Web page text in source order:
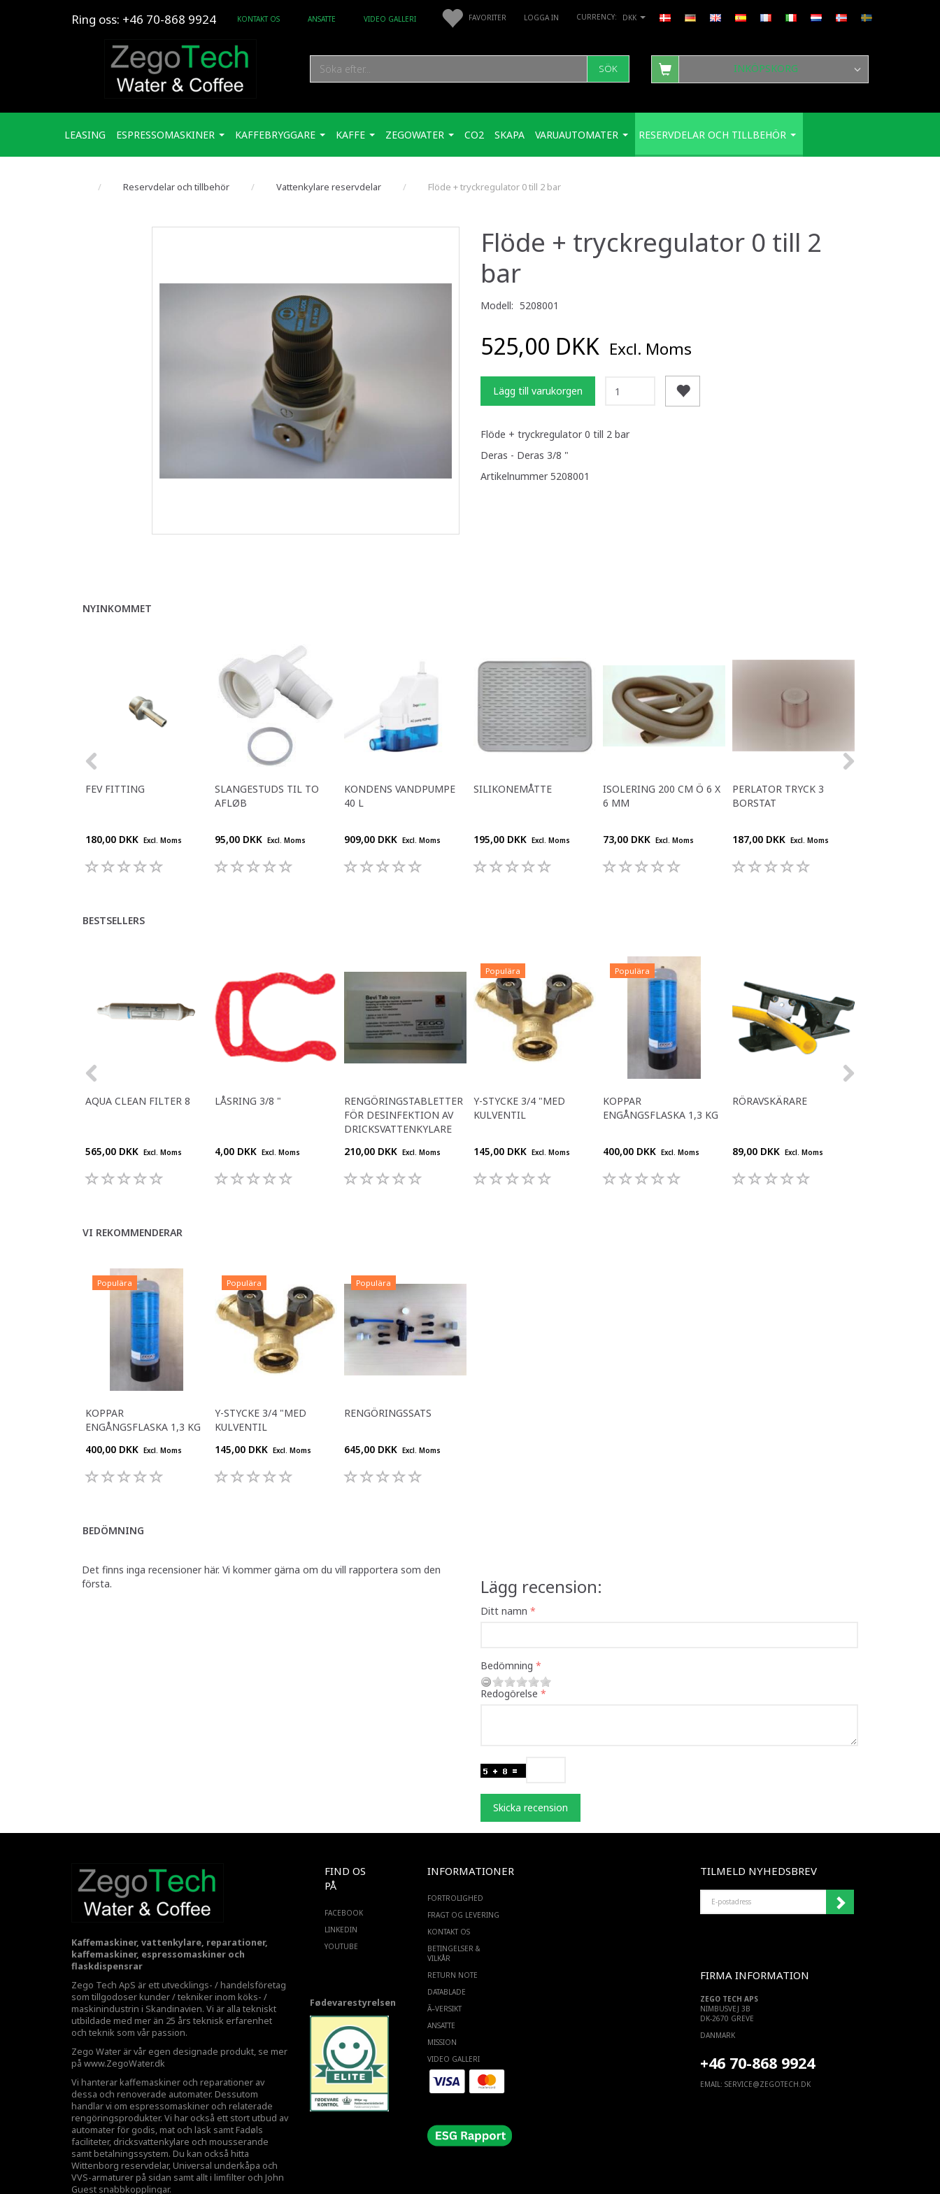
DKK
FAVORITER LOGGA IN
Ring oss: +46 70-868 9924 KONTAKT OS ANSATTE VIDEO GALLERI
SÖK INKÖPSKORG
LEASING ESPRESSOMASKINER KAFFEBRYGGARE KAFFE ZEGOWATER CO2 SKAPA VARUAUTOMATER RESERVDELAR OCH TILLBEHÖR
Reservdelar och tillbehör Vattenkylare reservdelar Flöde + tryckregulator 0 till 2 bar
Flöde + tryckregulator 0 till 2
bar
Modell: 5208001
525,00 DKK Excl. Moms
Lägg till varukorgen
Flöde + tryckregulator 0 till 2 bar
Deras - Deras 3/8 "
Artikelnummer 5208001
NYINKOMMET
FEV FITTING
180,00 DKK Excl. Moms
SLANGESTUDS TIL TO
AFLØB
95,00 DKK Excl. Moms
KONDENS VANDPUMPE
40 L
909,00 DKK Excl. Moms
SILIKONEMÅTTE
195,00 DKK Excl. Moms
ISOLERING 200 CM Ö 6 X
6 MM
73,00 DKK Excl. Moms
PERLATOR TRYCK 3
BORSTAT
187,00 DKK Excl. Moms
BESTSELLERS
AQUA CLEAN FILTER 8
565,00 DKK Excl. Moms
LÅSRING 3/8 "
4,00 DKK Excl. Moms
RENGÖRINGSTABLETTER
FÖR DESINFEKTION AV
DRICKSVATTENKYLARE
210,00 DKK
Excl. Moms
Populära
Y-STYCKE 3/4 "MED
KULVENTIL
145,00 DKK Excl. Moms
Populära
KOPPAR
ENGÅNGSFLASKA 1,3 KG
400,00 DKK Excl. Moms
RÖRAVSKÄRARE
89,00 DKK Excl. Moms
VI REKOMMENDERAR
Populära
KOPPAR
ENGÅNGSFLASKA 1,3 KG
400,00 DKK
Excl. Moms
Populära
Y-STYCKE 3/4 "MED
KULVENTIL
145,00 DKK
Excl. Moms
Populära
RENGÖRINGSSATS
645,00 DKK Excl. Moms
BEDÖMNING
Det finns inga recensioner här. Vi kommer gärna om du vill rapportera som den
första.
Lägg recension:
Ditt namn
Bedömning
Redogörelse
Skicka recension
Kaffemaskiner, vattenkylare, reparationer,
kaffemaskiner, espressomaskiner och
flaskdispensrar
Zego Tech ApS är ett utvecklings- / handelsföretag
som tillgodoser kunder / tekniker inom köks- /
maskinindustrin i Skandinavien. Vi är alla tekniskt
utbildade med mer än 25 års teknisk erfarenhet
och teknik som vår passion.
Zego Water är vår egen designade produkt, se mer
på www.ZegoWater.dk
Vi hanterar kaffemaskiner och reparationer av
dessa och renoverade automater. Dessutom
handlar vi om espressomaskiner och relaterade
rengöringsprodukter. Vi har också ett stort utbud av
automater för godis, mat och läsk samt Fadøls
faciliteter, dricksvattenkylare och mousserande
samt betalningssystem. Du kan också hitta
Wittenborg reservdelar, Universal underkåpa och
VVS-armaturer på sidan samt allt i limfilter och John
Guest snabbkopplingar.
FIND OS
PÅ
FACEBOOK
LINKEDIN
YOUTUBE
Fødevarestyrelsen
INFORMATIONER
FORTROLIGHED
FRAGT OG LEVERING
KONTAKT OS
BETINGELSER &
VILKÅR
RETURN NOTE
DATABLADE
Ã–VERSIKT
ANSATTE
MISSION
VIDEO GALLERI
TILMELD NYHEDSBREV
POSTADRESS
FIRMA INFORMATION
ZEGO TECH APS
NIMBUSVEJ 3B
DK-2670 GREVE
DANMARK
+46 70-868 9924
EMAIL: SERVICE@ZEGOTECH.DK